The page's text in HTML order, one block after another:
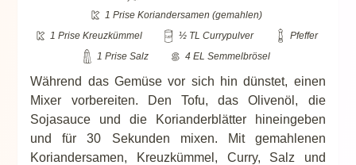
1 Prise Koriandersamen (gemahlen)
1 Prise Kreuzkümmel
½ TL Currypulver
Pfeffer
1 Prise Salz
4 EL Semmelbrösel
Während das Gemüse vor sich hin dünstet, einen
Mixer vorbereiten. Den Tofu, das Olivenöl, die
Sojasauce und die Korianderblätter hineingeben
und für 30 Sekunden mixen. Mit gemahlenen
Koriandersamen, Kreuzkümmel, Curry, Salz und